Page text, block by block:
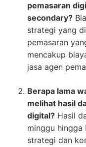
pemasaran
secondary?
strategi yang
pemasaran
mencakup
jasa agen
Berapa lama
melihat hasil
digital? Hasil
minggu hingga
strategi dan